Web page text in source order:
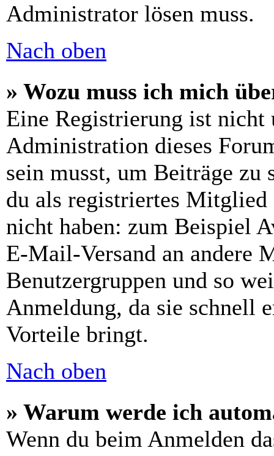
Administrator lösen muss.
Nach oben
» Wozu muss ich mich
Eine Registrierung ist
Administration dieses
sein musst, um Beiträge
du als registriertes Mitglied
nicht haben: zum Beispiel
E-Mail-Versand an andere
Benutzergruppen und so
Anmeldung, da sie schnell
Vorteile bringt.
Nach oben
» Warum werde ich
Wenn du beim Anmelden